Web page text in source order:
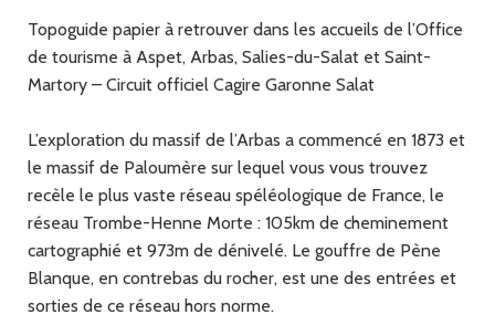
Topoguide papier à retrouver dans les accueils de l’Office
de tourisme à Aspet, Arbas, Salies-du-Salat et Saint-
Martory – Circuit officiel Cagire Garonne Salat
L’exploration du massif de l’Arbas a commencé en 1873 et
le massif de Paloumère sur lequel vous vous trouvez
recèle le plus vaste réseau spéléologique de France, le
réseau Trombe-Henne Morte : 105km de cheminement
cartographié et 973m de dénivelé. Le gouffre de Pène
Blanque, en contrebas du rocher, est une des entrées et
sorties de ce réseau hors norme.